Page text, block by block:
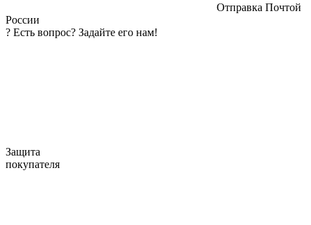
Отправка Почтой
России
? Есть вопрос? Задайте его нам!
Защита
покупателя